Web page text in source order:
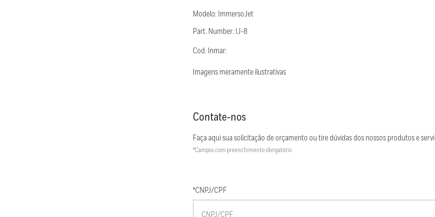
Modelo: ImmersoJet
Part. Number: IJ-8
Cod. Inmar:
Imagens meramente ilustrativas
Contate-nos
Faça aqui sua solicitação de orçamento ou tire dúvidas dos nossos produtos e
*Campos com preenchimento obrigatório
*CNPJ/CPF